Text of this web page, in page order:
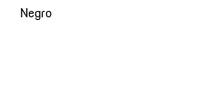
Negro